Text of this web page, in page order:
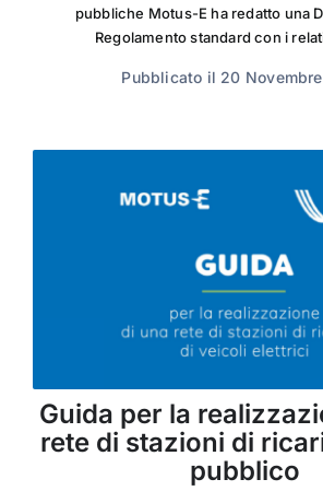
pubbliche Motus-E ha redatto una
Regolamento standard con i
Pubblicato il 20
Guida per la
rete di stazioni di
pubblico